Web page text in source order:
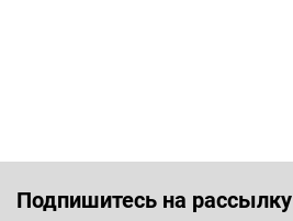
Подпишитесь на рассылку